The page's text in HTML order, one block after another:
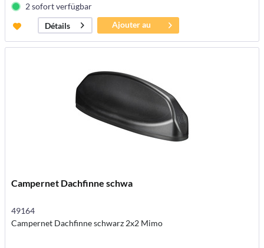
2 sofort verfügbar
Détails
Ajouter au
panier
Campernet Dachfinne schwa
49164
Campernet Dachfinne schwarz 2x2 Mimo